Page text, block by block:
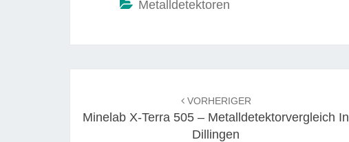
Metalldetektoren
VORHERIGER
Minelab X-Terra 505 – Metalldetektorvergleich In
Dillingen